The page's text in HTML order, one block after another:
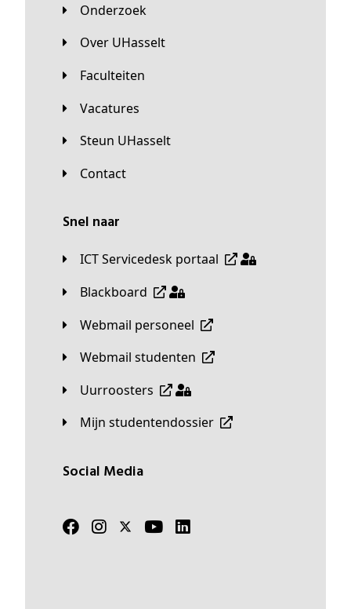
Onderzoek
Over UHasselt
Faculteiten
Vacatures
Steun UHasselt
Contact
Snel naar
ICT Servicedesk portaal
Blackboard
Webmail personeel
Webmail studenten
Uurroosters
Mijn studentendossier
Social Media